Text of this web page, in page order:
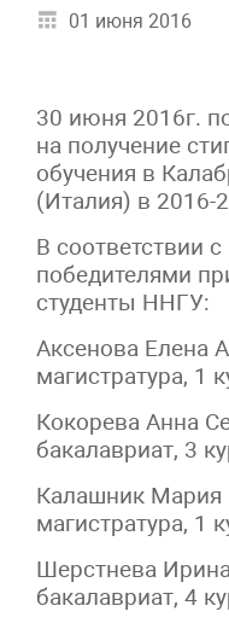
01 июня 2016
30 июня 2016г.
на получение
обучения в
(Италия) в 2016-
В соответствии
победителями
студенты ННГУ:
Аксенова Елена
магистратура, 1
Кокорева Анна
бакалавриат, 3
Калашник Мария
магистратура, 1
Шерстнева
бакалавриат, 4